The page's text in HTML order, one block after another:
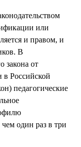
или
и правом, и
В
закона от
Российской
педагогические
чем один раз в три